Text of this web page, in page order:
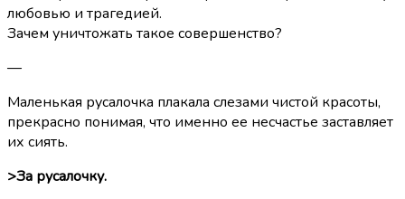
любовью и трагедией.
Зачем уничтожать такое совершенство?
—
Маленькая русалочка плакала слезами чистой красоты,
прекрасно понимая, что именно ее несчастье заставляет
их сиять.
>За русалочку.